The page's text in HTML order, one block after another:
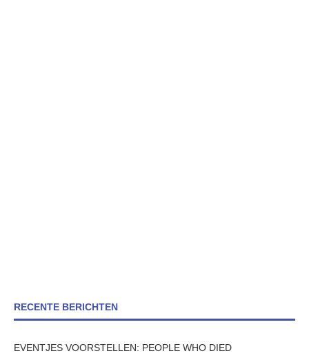
RECENTE BERICHTEN
EVENTJES VOORSTELLEN: PEOPLE WHO DIED